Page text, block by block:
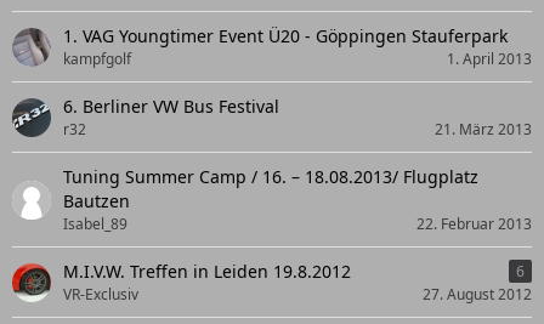
1. VAG Youngtimer Event Ü20 - Göppingen Stauferpark
kampfgolf 1. April 2013
6. Berliner VW Bus Festival
r32 21. März 2013
Tuning Summer Camp / 16. – 18.08.2013/ Flugplatz
Bautzen
Isabel_89 22. Februar 2013
M.I.V.W. Treffen in Leiden 19.8.2012
6
VR-Exclusiv
27. August 2012